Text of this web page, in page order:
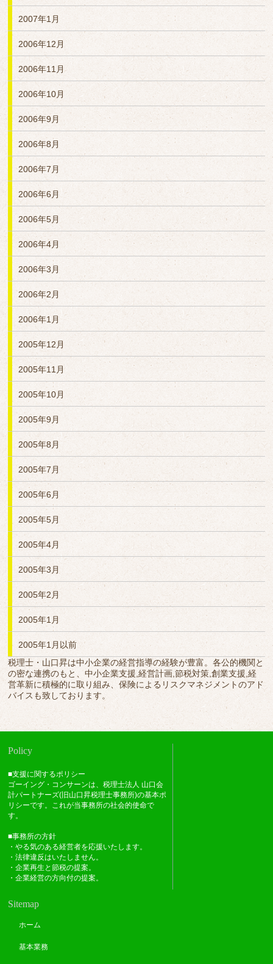
2007年1月
2006年12月
2006年11月
2006年10月
2006年9月
2006年8月
2006年7月
2006年6月
2006年5月
2006年4月
2006年3月
2006年2月
2006年1月
2005年12月
2005年11月
2005年10月
2005年9月
2005年8月
2005年7月
2005年6月
2005年5月
2005年4月
2005年3月
2005年2月
2005年1月
2005年1月以前
税理士・山口昇は中小企業の経営指導の経験が豊富。各公的機関と
の密な連携のもと、中小企業支援,経営計画,節税対策,創業支援,経
営革新に積極的に取り組み、保険によるリスクマネジメントのアド
バイスも致しております。
Policy
■支援に関するポリシー
ゴーイング・コンサーンは、税理士法人 山口会
計パートナーズ(旧山口昇税理士事務所)の基本ポ
リシーです。これが当事務所の社会的使命で
す。
■事務所の方針
・やる気のある経営者を応援いたします。
・法律違反はいたしません。
・企業再生と節税の提案。
・企業経営の方向付の提案。
Sitemap
ホーム
基本業務